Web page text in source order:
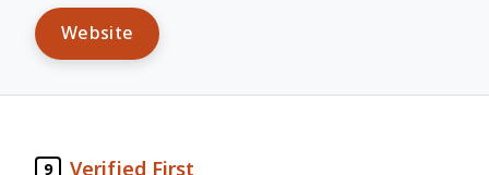
Website
9 Verified First